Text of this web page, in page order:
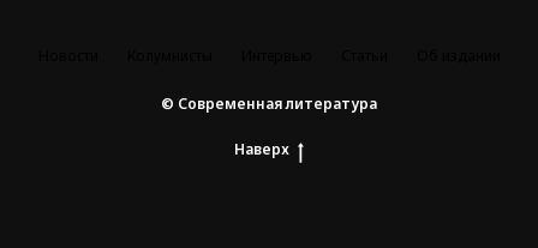
© Современная литература
Наверх